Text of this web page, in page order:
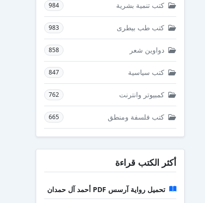
كتب تنمية بشرية 984
كتب طب بيطرى 983
دواوين شعر 858
كتب سياسية 847
كمبيوتر وانترنت 762
كتب فلسفة ومنطق 665
أكثر الكتب قراءة
تحميل رواية آرسس PDF أحمد آل حمدان